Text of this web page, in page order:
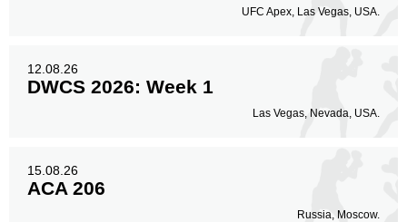
UFC Apex, Las Vegas, USA.
12.08.26
DWCS 2026: Week 1
Las Vegas, Nevada, USA.
15.08.26
ACA 206
Russia, Moscow.